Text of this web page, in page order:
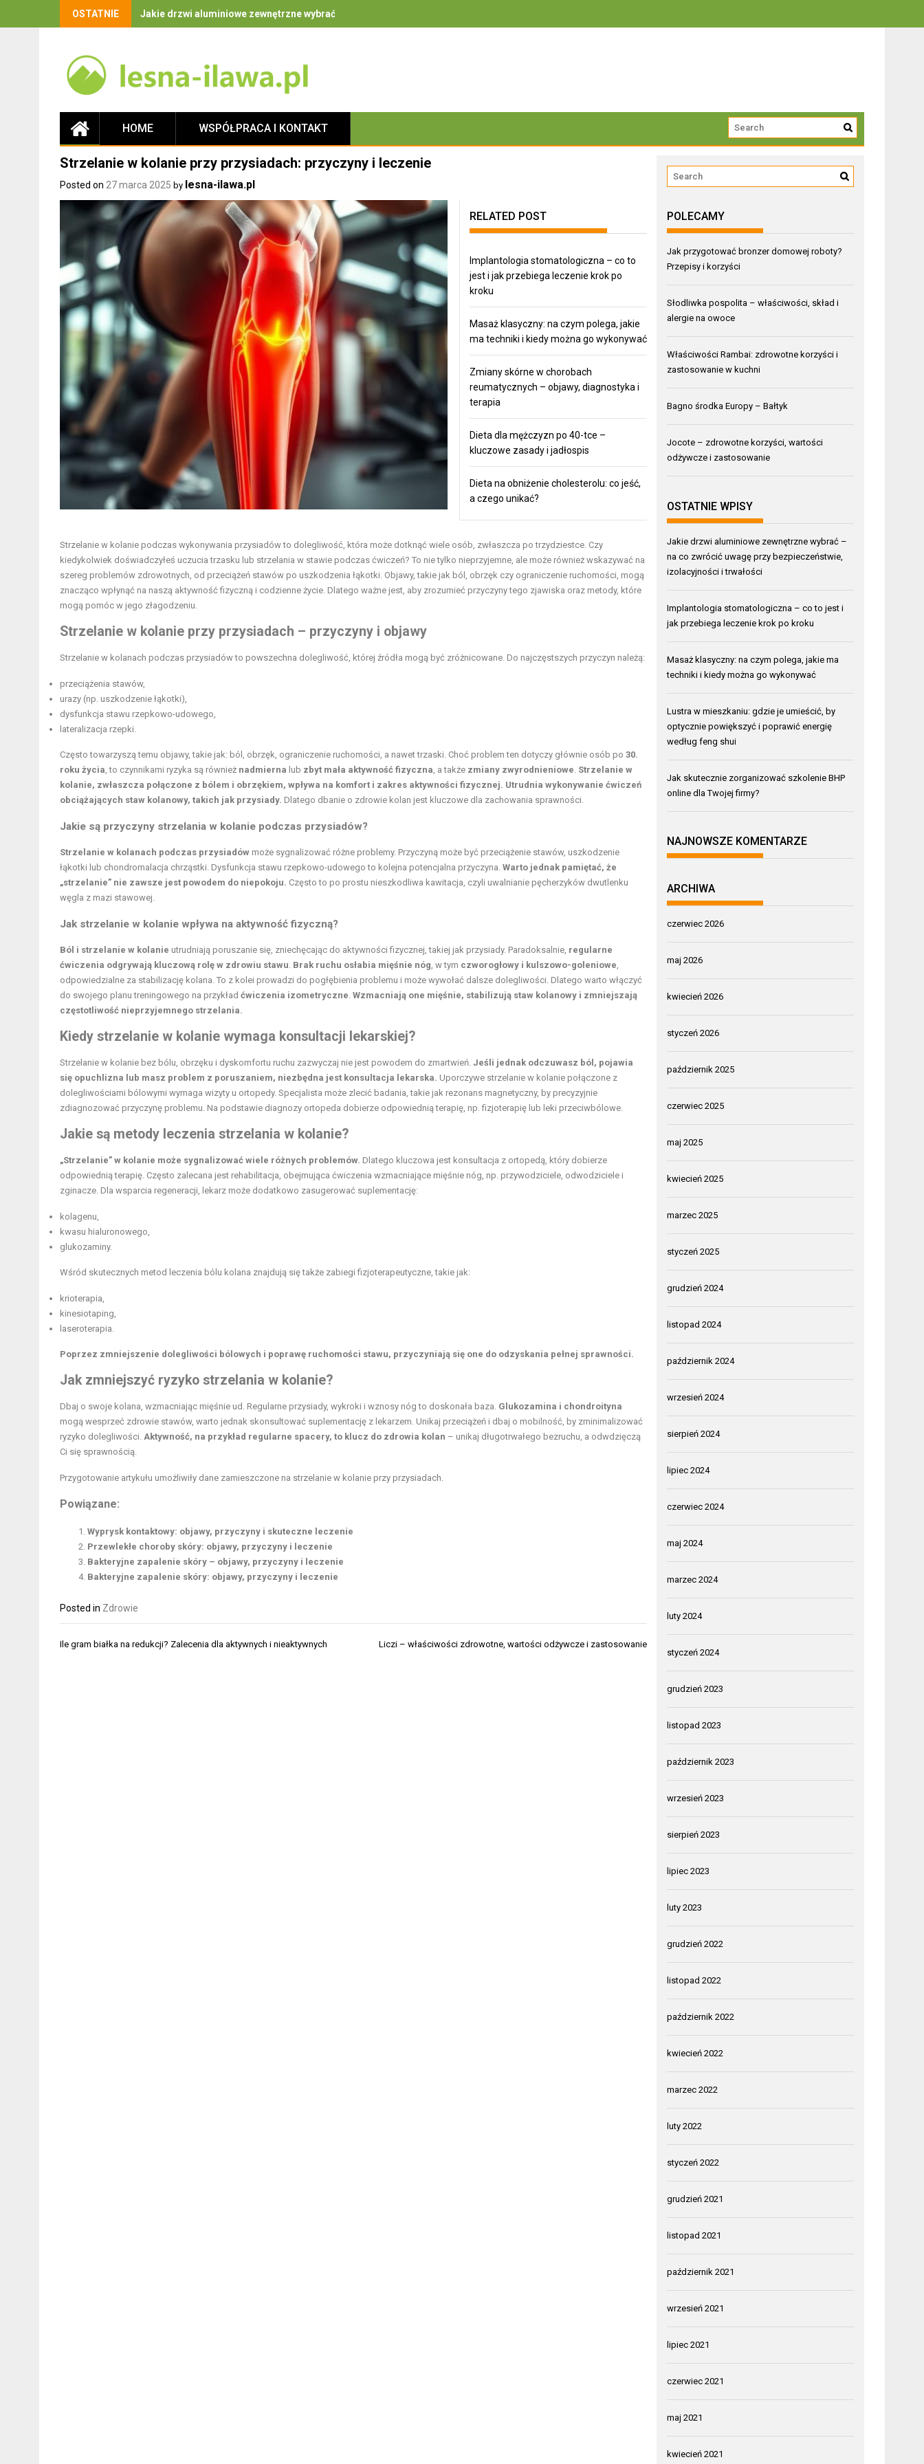
OSTATNIE Jakie drzwi aluminiowe zewnętrzne wybrać – na co zwrócić uwagę przy bezpieczeństwie, izolacyjności i trwałości
HOME WSPÓŁPRACA I KONTAKT
Strzelanie w kolanie przy przysiadach: przyczyny i leczenie
Posted on 27 marca 2025 by lesna-ilawa.pl
RELATED POST
Implantologia stomatologiczna – co to
jest i jak przebiega leczenie krok po
kroku
Masaż klasyczny: na czym polega, jakie
ma techniki i kiedy można go wykonywać
Zmiany skórne w chorobach
reumatycznych – objawy, diagnostyka i
terapia
Dieta dla mężczyzn po 40-tce –
kluczowe zasady i jadłospis
Dieta na obniżenie cholesterolu: co jeść,
a czego unikać?
Strzelanie w kolanie podczas wykonywania przysiadów to dolegliwość, która może dotknąć wiele osób, zwłaszcza po trzydziestce. Czy
kiedykolwiek doświadczyłeś uczucia trzasku lub strzelania w stawie podczas ćwiczeń? To nie tylko nieprzyjemne, ale może również wskazywać na
szereg problemów zdrowotnych, od przeciążeń stawów po uszkodzenia łąkotki. Objawy, takie jak ból, obrzęk czy ograniczenie ruchomości, mogą
znacząco wpłynąć na naszą aktywność fizyczną i codzienne życie. Dlatego ważne jest, aby zrozumieć przyczyny tego zjawiska oraz metody, które
mogą pomóc w jego złagodzeniu.
Strzelanie w kolanie przy przysiadach – przyczyny i objawy
Strzelanie w kolanach podczas przysiadów to powszechna dolegliwość, której źródła mogą być zróżnicowane. Do najczęstszych przyczyn należą:
przeciążenia stawów,
urazy (np. uszkodzenie łąkotki),
dysfunkcja stawu rzepkowo-udowego,
lateralizacja rzepki.
Często towarzyszą temu objawy, takie jak: ból, obrzęk, ograniczenie ruchomości, a nawet trzaski. Choć problem ten dotyczy głównie osób po 30.
roku życia , to czynnikami ryzyka są również nadmierna lub zbyt mała aktywność fizyczna , a także zmiany zwyrodnieniowe Strzelanie w
kolanie, zwłaszcza połączone z bólem i obrzękiem, wpływa na komfort i zakres aktywności fizycznej. Utrudnia wykonywanie ćwiczeń
obciążających staw kolanowy, takich jak przysiady. Dlatego dbanie o zdrowie kolan jest kluczowe dla zachowania sprawności.
Jakie są przyczyny strzelania w kolanie podczas przysiadów?
Strzelanie w kolanach podczas przysiadów może sygnalizować różne problemy. Przyczyną może być przeciążenie stawów, uszkodzenie
łąkotki lub chondromalacja chrząstki. Dysfunkcja stawu rzepkowo-udowego to kolejna potencjalna przyczyna. Warto jednak pamiętać, że
„strzelanie” nie zawsze jest powodem do niepokoju. Często to po prostu nieszkodliwa kawitacja, czyli uwalnianie pęcherzyków dwutlenku
węgla z mazi stawowej.
Jak strzelanie w kolanie wpływa na aktywność fizyczną?
Ból i strzelanie w kolanie utrudniają poruszanie się, zniechęcając do aktywności fizycznej, takiej jak przysiady. Paradoksalnie, regularne
ćwiczenia odgrywają kluczową rolę w zdrowiu stawu Brak ruchu osłabia mięśnie nóg , w tym czworogłowy i kulszowo-goleniowe
odpowiedzialne za stabilizację kolana. To z kolei prowadzi do pogłębienia problemu i może wywołać dalsze dolegliwości. Dlatego warto włączyć
do swojego planu treningowego na przykład ćwiczenia izometryczne Wzmacniają one mięśnie, stabilizują staw kolanowy i zmniejszają
częstotliwość nieprzyjemnego strzelania.
Kiedy strzelanie w kolanie wymaga konsultacji lekarskiej?
Strzelanie w kolanie bez bólu, obrzęku i dyskomfortu ruchu zazwyczaj nie jest powodem do zmartwień. Jeśli jednak odczuwasz ból, pojawia
się opuchlizna lub masz problem z poruszaniem, niezbędna jest konsultacja lekarska. Uporczywe strzelanie w kolanie połączone z
dolegliwościami bólowymi wymaga wizyty u ortopedy. Specjalista może zlecić badania, takie jak rezonans magnetyczny, by precyzyjnie
zdiagnozować przyczynę problemu. Na podstawie diagnozy ortopeda dobierze odpowiednią terapię, np. fizjoterapię lub leki przeciwbólowe.
Jakie są metody leczenia strzelania w kolanie?
„Strzelanie” w kolanie może sygnalizować wiele różnych problemów. Dlatego kluczowa jest konsultacja z ortopedą, który dobierze
odpowiednią terapię. Często zalecana jest rehabilitacja, obejmująca ćwiczenia wzmacniające mięśnie nóg, np. przywodziciele, odwodziciele i
zginacze. Dla wsparcia regeneracji, lekarz może dodatkowo zasugerować suplementację:
kolagenu,
kwasu hialuronowego
glukozaminy.
Wśród skutecznych metod leczenia bólu kolana znajdują się także zabiegi fizjoterapeutyczne, takie jak:
krioterapia,
kinesiotaping,
laseroterapia.
Poprzez zmniejszenie dolegliwości bólowych i poprawę ruchomości stawu, przyczyniają się one do odzyskania pełnej sprawności.
Jak zmniejszyć ryzyko strzelania w kolanie?
Dbaj o swoje kolana, wzmacniając mięśnie ud. Regularne przysiady, wykroki i wznosy nóg to doskonała baza. Glukozamina i chondroityna
mogą wesprzeć zdrowie stawów, warto jednak skonsultować suplementację z lekarzem. Unikaj przeciążeń i dbaj o mobilność, by zminimalizować
ryzyko dolegliwości. Aktywność, na przykład regularne spacery, to klucz do zdrowia kolan – unikaj długotrwałego bezruchu, a odwdzięczą
Ci się sprawnością.
Przygotowanie artykułu umożliwiły dane zamieszczone na strzelanie w kolanie przy przysiadach
Powiązane:
Wyprysk kontaktowy: objawy, przyczyny i skuteczne leczenie
Przewlekłe choroby skóry: objawy, przyczyny i leczenie
Bakteryjne zapalenie skóry – objawy, przyczyny i leczenie
Bakteryjne zapalenie skóry: objawy, przyczyny i leczenie
Posted in Zdrowie
Nawigacja
Ile gram białka na redukcji? Zalecenia dla aktywnych i nieaktywnych Liczi – właściwości zdrowotne, wartości odżywcze i zastosowanie
POLECAMY
Jak przygotować bronzer domowej roboty?
Przepisy i korzyści
Słodliwka pospolita – właściwości, skład i
alergie na owoce
Właściwości Rambai: zdrowotne korzyści i
zastosowanie w kuchni
Bagno środka Europy – Bałtyk
Jocote – zdrowotne korzyści, wartości
odżywcze i zastosowanie
OSTATNIE WPISY
Jakie drzwi aluminiowe zewnętrzne wybrać –
na co zwrócić uwagę przy bezpieczeństwie,
izolacyjności i trwałości
Implantologia stomatologiczna – co to jest i
jak przebiega leczenie krok po kroku
Masaż klasyczny: na czym polega, jakie ma
techniki i kiedy można go wykonywać
Lustra w mieszkaniu: gdzie je umieścić, by
optycznie powiększyć i poprawić energię
według feng shui
Jak skutecznie zorganizować szkolenie BHP
online dla Twojej firmy?
NAJNOWSZE KOMENTARZE
ARCHIWA
czerwiec 2026
maj 2026
kwiecień 2026
styczeń 2026
październik 2025
czerwiec 2025
maj 2025
kwiecień 2025
marzec 2025
styczeń 2025
grudzień 2024
listopad 2024
październik 2024
wrzesień 2024
sierpień 2024
lipiec 2024
czerwiec 2024
maj 2024
marzec 2024
luty 2024
styczeń 2024
grudzień 2023
listopad 2023
październik 2023
wrzesień 2023
sierpień 2023
lipiec 2023
luty 2023
grudzień 2022
listopad 2022
październik 2022
kwiecień 2022
marzec 2022
luty 2022
styczeń 2022
grudzień 2021
listopad 2021
październik 2021
wrzesień 2021
lipiec 2021
czerwiec 2021
maj 2021
kwiecień 2021